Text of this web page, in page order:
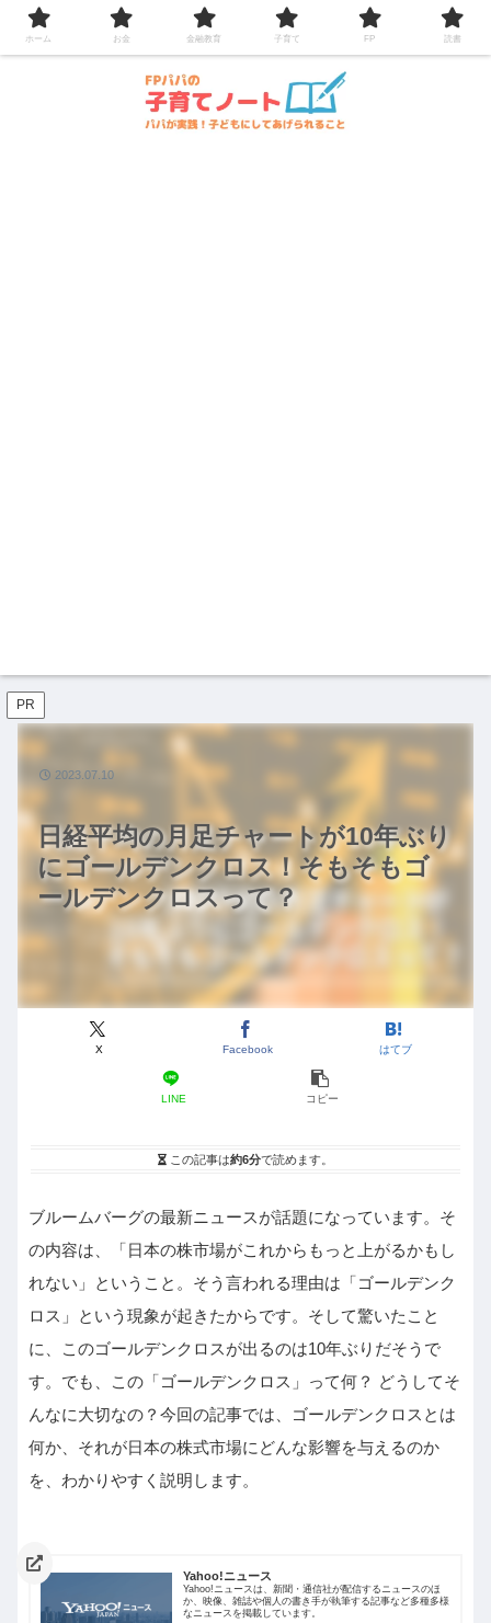
コンテンツへスキップ
PR
日経平均の月足チャートが10年ぶり
にゴールデンクロス！そもそもゴ
ールデンクロスって？
X Facebook はてブ
LINE コピー
2023.07.10
この記事は約6分で読めます。
ブルームバーグの最新ニュースが話題になっています。そ
の内容は、「日本の株市場がこれからもっと上がるかもし
れない」ということ。そう言われる理由は「ゴールデンク
ロス」という現象が起きたからです。そして驚いたこと
に、このゴールデンクロスが出るのは10年ぶりだそうで
す。でも、この「ゴールデンクロス」って何？ どうしてそ
んなに大切なの？今回の記事では、ゴールデンクロスとは
何か、それが日本の株式市場にどんな影響を与えるのか
を、わかりやすく説明します。
Yahoo!ニュース
Yahoo!ニュースは、新聞・通信社が配信するニュースのほ
か、映像、雑誌や個人の書き手が執筆する記事など多種多様
なニュースを掲載しています。
ホーム お金 金融教育 子育て FP 読書